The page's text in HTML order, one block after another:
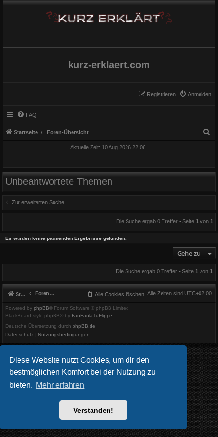
Diese Website nutzt Cookies, um dir den
bestmöglichen Komfort bei der Nutzung zu
bieten. Mehr erfahren
Verstanden!
kurz-erklaert.com
Anmelden
Registrieren
FAQ
Startseite Foren-Übersicht
Aktuelle Zeit: 10 Aug 2026 22:06
Unbeantwortete Themen
Zur erweiterten Suche
Die Suche ergab 0 Treffer • Seite 1von 1
Es wurden keine passenden Ergebnisse gefunden.
Gehe zu
Die Suche ergab 0 Treffer • Seite 1 von 1
Startseite Foren-Übersicht Alle Zeiten sind UTC+02:00
Alle Cookies löschen
Powered by phpBB® Forum Software © phpBB Limited
BlackBoard style phpBB® by FanFanlaTuFlippe
Deutsche Übersetzung durch phpBB.de
Datenschutz | Nutzungsbedingungen